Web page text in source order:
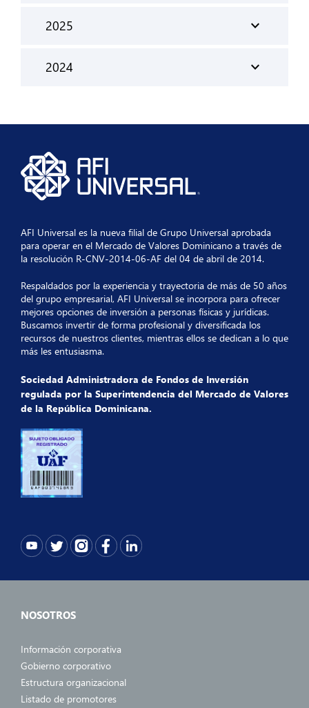
2025 expand_more
Ficha Técnica 30 11 2025
Ficha Técnica 31 10 2025
Septiembre
Ficha_Tecnica_31_08_2025
Julio expand_more
Ficha Técnica 31 07 2025
Junio expand_more
Ficha Tecnica 31 06 2025
Mayo expand_more
Ficha Tecnica 31 05 2025
Abril expand_more
Ficha Tecnica 30 04 2025
Marzo
Febrero
Ficha Tecnica 31 01 2025
2024 expand_more
Ficha Tecnica 31 12 2024
AFI Universal es la nueva filial de Grupo Universal aprobada
para operar en el Mercado de Valores Dominicano a través de
la resolución R-CNV-2014-06-AF del 04 de abril de 2014.
Respaldados por la experiencia y trayectoria de más de 50 años
del grupo empresarial, AFI Universal se incorpora para ofrecer
mejores opciones de inversión a personas físicas y jurídicas.
Buscamos invertir de forma profesional y diversificada los
recursos de nuestros clientes, mientras ellos se dedican a lo que
más les entusiasma.
Sociedad Administradora de Fondos de Inversión
regulada por la Superintendencia del Mercado de Valores
de la República Dominicana.
NOSOTROS
Información corporativa
Gobierno corporativo
Estructura organizacional
Listado de promotores